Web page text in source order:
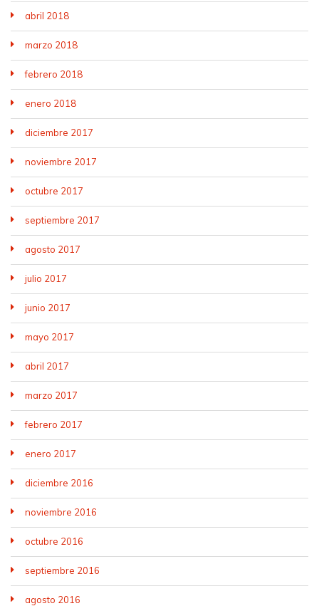
abril 2018
marzo 2018
febrero 2018
enero 2018
diciembre 2017
noviembre 2017
octubre 2017
septiembre 2017
agosto 2017
julio 2017
junio 2017
mayo 2017
abril 2017
marzo 2017
febrero 2017
enero 2017
diciembre 2016
noviembre 2016
octubre 2016
septiembre 2016
agosto 2016